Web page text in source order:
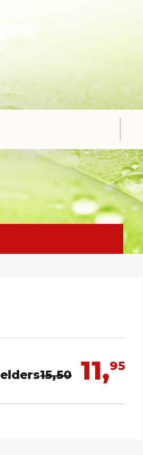
11,95
elders15,50